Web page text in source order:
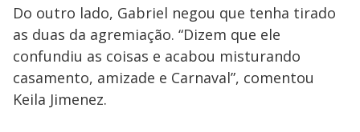
Do outro lado, Gabriel negou que tenha tirado
as duas da agremiação. “Dizem que ele
confundiu as coisas e acabou misturando
casamento, amizade e Carnaval”, comentou
Keila Jimenez.